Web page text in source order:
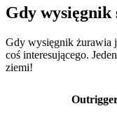
Gdy wysięgnik
Gdy wysięgnik żurawia
coś interesującego.
ziemi!